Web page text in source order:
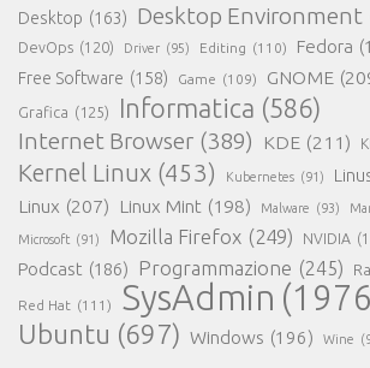
Desktop (163) Desktop Environment
DevOps (120) Driver (95) Editing (110) Fedora
Free Software (158) Game (109) GNOME
Grafica (125) Informatica (586)
Internet Browser (389) KDE (211)
Kernel Linux (453) Kubernetes (91)
Linux (207) Linux Mint (198) Malware (93)
Microsoft (91) Mozilla Firefox (249) NVIDIA
Podcast (186) Programmazione (245)
Red Hat (111) SysAdmin
Ubuntu (697) Windows (196) Wine